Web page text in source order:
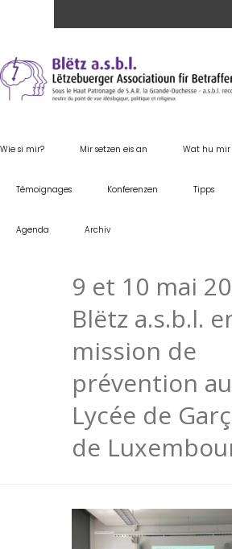
Wie si mir? Mir setzen eis an Wat hu mir
Témoignages Konferenzen Tipps
Agenda Archiv
9 et 10 mai
Blëtz a.s.b.l.
mission de
prévention au
Lycée de
de